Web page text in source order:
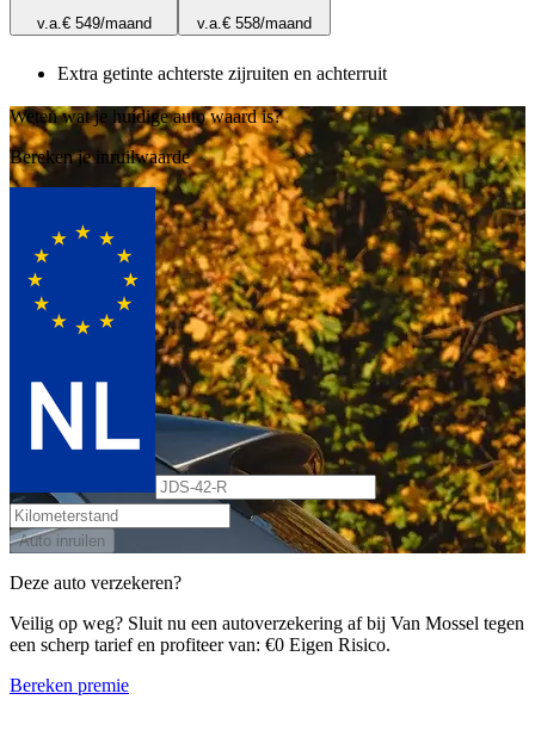
v.a.€ 549/maand
v.a.€ 558/maand
Extra getinte achterste zijruiten en achterruit
Weten wat je huidige auto waard is?
Bereken je inruilwaarde
Auto inruilen
Deze auto verzekeren?
Veilig op weg? Sluit nu een autoverzekering af bij Van Mossel tegen
een scherp tarief en profiteer van: €0 Eigen Risico.
Bereken premie